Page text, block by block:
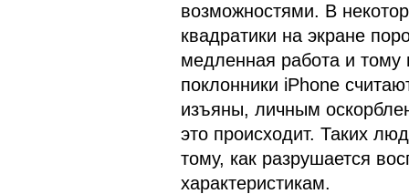
возможностями. В
квадратики на экране
медленная работа и тому
поклонники iPhone
изъяны, личным
это происходит. Таких
тому, как разрушается
характеристикам.